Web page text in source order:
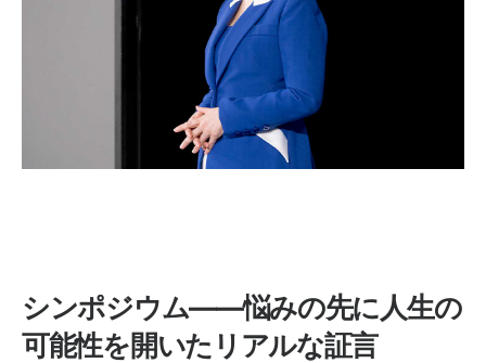
シンポジウム――悩みの先に人生の
可能性を開いたリアルな証言